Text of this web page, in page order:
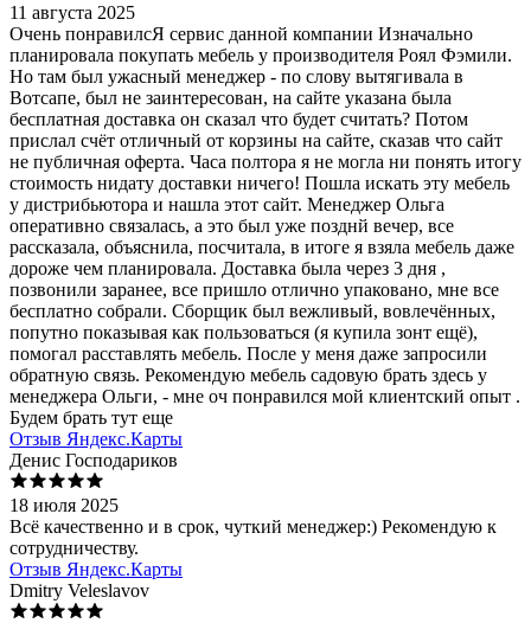
11 августа 2025
Очень понравилсЯ сервис данной компании Изначально
планировала покупать мебель у производителя Роял Фэмили.
Но там был ужасный менеджер - по слову вытягивала в
Вотсапе, был не заинтересован, на сайте указана была
бесплатная доставка он сказал что будет считать? Потом
прислал счёт отличный от корзины на сайте, сказав что сайт
не публичная оферта. Часа полтора я не могла ни понять итогу
стоимость нидату доставки ничего! Пошла искать эту мебель
у дистрибьютора и нашла этот сайт. Менеджер Ольга
оперативно связалась, а это был уже позднй вечер, все
рассказала, объяснила, посчитала, в итоге я взяла мебель даже
дороже чем планировала. Доставка была через 3 дня ,
позвонили заранее, все пришло отлично упаковано, мне все
бесплатно собрали. Сборщик был вежливый, вовлечённых,
попутно показывая как пользоваться (я купила зонт ещё),
помогал расставлять мебель. После у меня даже запросили
обратную связь. Рекомендую мебель садовую брать здесь у
менеджера Ольги, - мне оч понравился мой клиентский опыт .
Будем брать тут еще
Отзыв Яндекс.Карты
Денис Господариков
18 июля 2025
Всё качественно и в срок, чуткий менеджер:) Рекомендую к
сотрудничеству.
Отзыв Яндекс.Карты
Dmitry Veleslavov